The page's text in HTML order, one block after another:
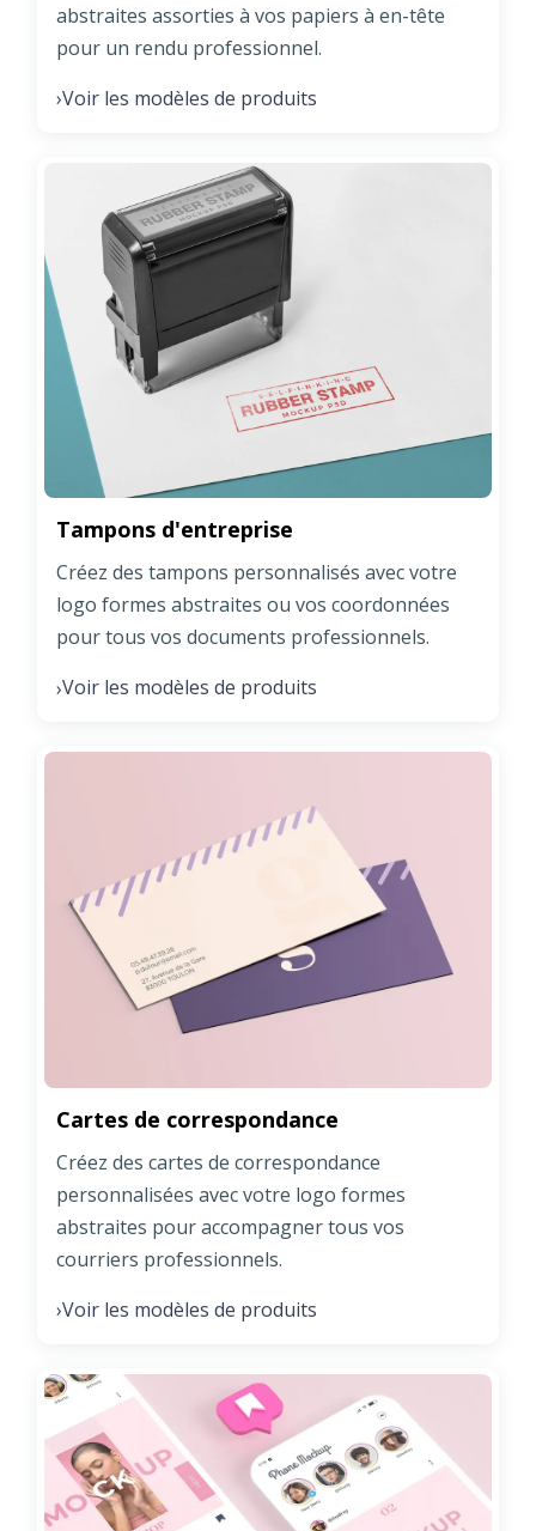
abstraites assorties à vos papiers à en-tête
pour un rendu professionnel.
›Voir les modèles de produits
Tampons d'entreprise
Créez des tampons personnalisés avec votre
logo formes abstraites ou vos coordonnées
pour tous vos documents professionnels.
›Voir les modèles de produits
Cartes de correspondance
Créez des cartes de correspondance
personnalisées avec votre logo formes
abstraites pour accompagner tous vos
courriers professionnels.
›Voir les modèles de produits